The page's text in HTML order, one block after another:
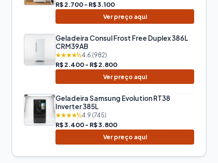
R$ 2.700 - R$ 3.100
Ver preço aqui
Geladeira Consul Frost Free Duplex 386L
CRM39AB
★★★★½4.6 (982)
R$ 2.400 - R$ 2.800
Ver preço aqui
Geladeira Samsung Evolution RT38
Inverter 385L
★★★★½4.9 (745)
R$ 3.400 - R$ 3.800
Ver preço aqui